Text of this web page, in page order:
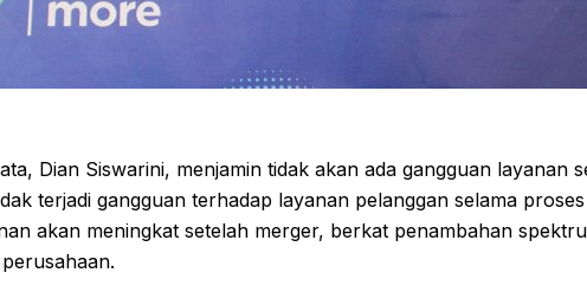
Dian Siswarini, menjamin tidak akan ada gangguan layanan
terjadi gangguan terhadap layanan pelanggan selama
akan meningkat setelah merger, berkat penambahan